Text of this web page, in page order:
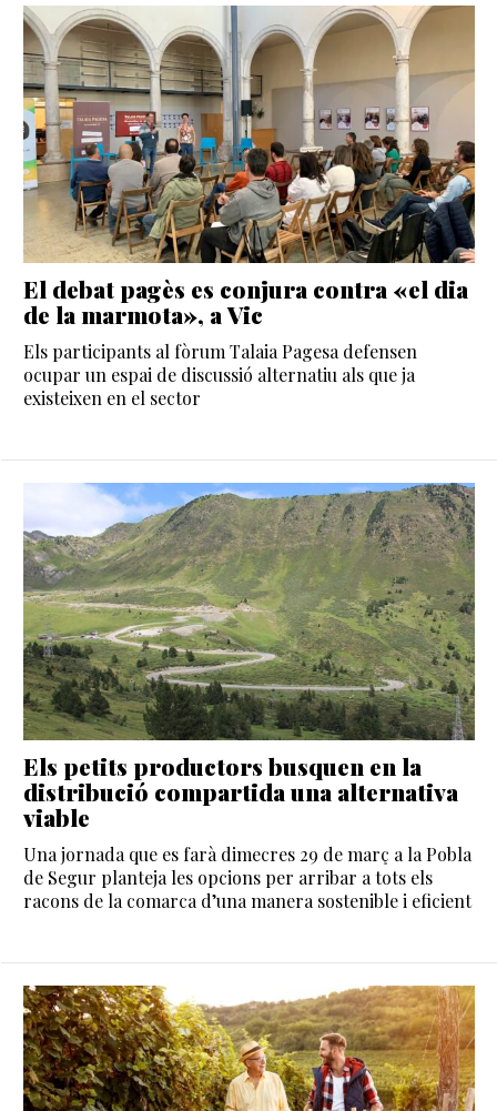
El debat pagès es conjura contra «el dia
de la marmota», a Vic
Els participants al fòrum Talaia Pagesa defensen
ocupar un espai de discussió alternatiu als que ja
existeixen en el sector
Els petits productors busquen en la
distribució compartida una alternativa
viable
Una jornada que es farà dimecres 29 de març a la Pobla
de Segur planteja les opcions per arribar a tots els
racons de la comarca d’una manera sostenible i eficient